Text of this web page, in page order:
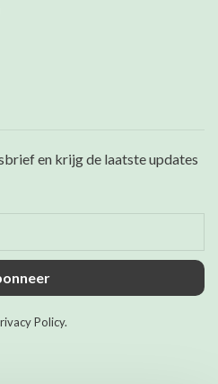
en krijg de laatste updates
Policy.